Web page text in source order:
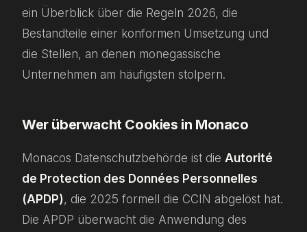
ein Überblick über die Regeln 2026, die
Bestandteile einer konformen Umsetzung und
die Stellen, an denen monegassische
Unternehmen am häufigsten stolpern.
Wer überwacht Cookies in Monaco
Monacos Datenschutzbehörde ist die Autorité
de Protection des Données Personnelles
(APDP), die 2025 formell die CCIN abgelöst hat.
Die APDP überwacht die Anwendung des